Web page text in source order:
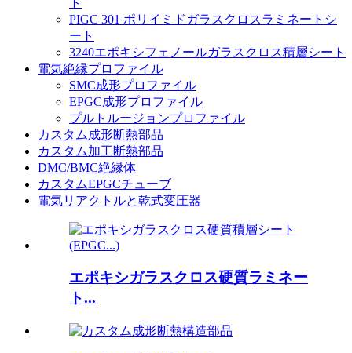
ト
PIGC 301 ポリイミドガラスクロスラミネートシ
ート
3240エポキシフェノールガラスクロス積層シート
電気絶縁プロファイル
SMC成形プロファイル
EPGC成形プロファイル
プルトルージョンプロファイル
カスタム成形断熱部品
カスタム加工断熱部品
DMC/BMC絶縁体
カスタムEPGCチューブ
電気リアクトルと乾式変圧器
エポキシガラスクロス硬質ラミネー
ト...